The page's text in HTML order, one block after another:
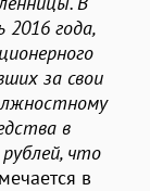
2016 года,
за свои
в
что
в